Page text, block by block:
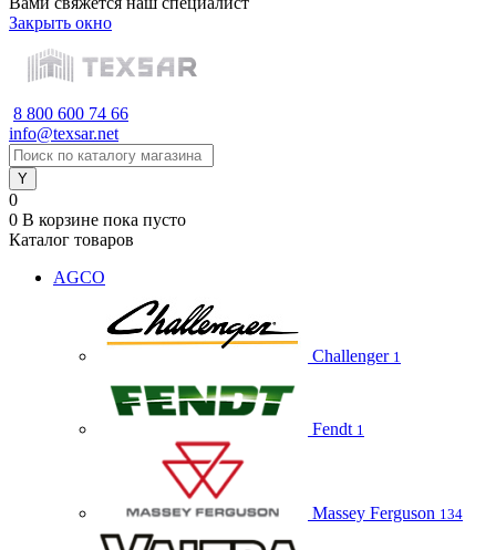
Закрыть окно
8 800 600 74 66
info@texsar.net
0
0 В корзине пока пусто
Каталог товаров
AGCO
Challenger 1
Fendt 1
Massey Ferguson 134